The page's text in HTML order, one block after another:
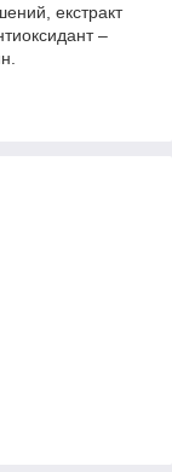
екстракт
–